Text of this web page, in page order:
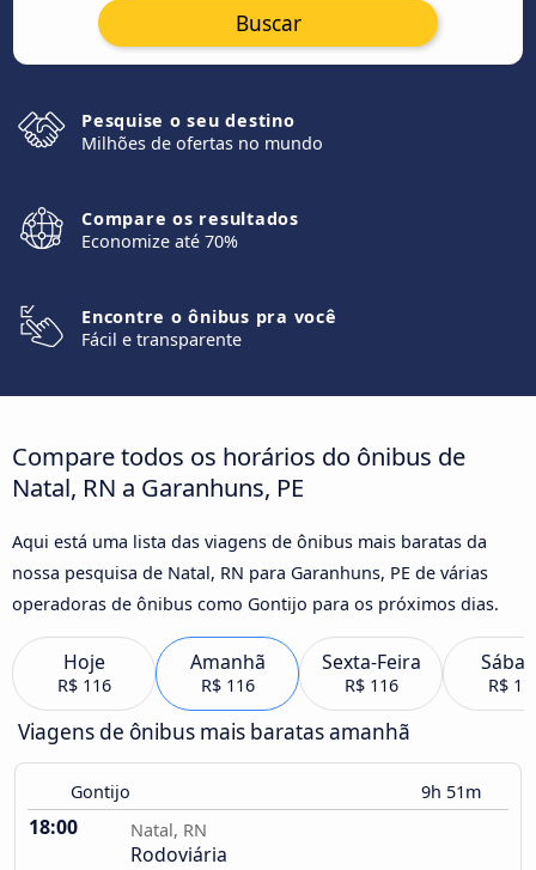
Buscar
Pesquise o seu destino
Milhões de ofertas no mundo
Compare os resultados
Economize até 70%
Encontre o ônibus pra você
Fácil e transparente
Compare todos os horários do ônibus de
Natal, RN a Garanhuns, PE
Aqui está uma lista das viagens de ônibus mais baratas da
nossa pesquisa de Natal, RN para Garanhuns, PE de várias
operadoras de ônibus como Gontijo para os próximos dias.
Hoje
R$ 116
Amanhã
R$ 116
Sexta-Feira
R$ 116 R$
Viagens de ônibus mais baratas amanhã
Gontijo 9h 51m
18:00 Natal, RN
Rodoviária